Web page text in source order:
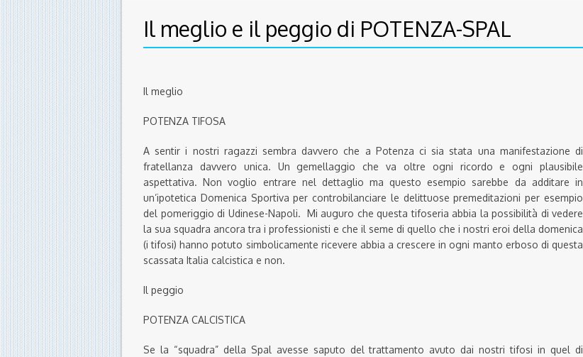
Il meglio e il peggio di POTENZA-SPAL
Il meglio
POTENZA TIFOSA
A sentir i nostri ragazzi sembra davvero che a Potenza ci sia stata una manifestazione di
fratellanza davvero unica. Un gemellaggio che va oltre ogni ricordo e ogni plausibile
aspettativa. Non voglio entrare nel dettaglio ma questo esempio sarebbe da additare in
un’ipotetica Domenica Sportiva per controbilanciare le delittuose premeditazioni per esempio
del pomeriggio di Udinese-Napoli. Mi auguro che questa tifoseria abbia la possibilità di vedere
la sua squadra ancora tra i professionisti e che il seme di quello che i nostri eroi della domenica
(i tifosi) hanno potuto simbolicamente ricevere abbia a crescere in ogni manto erboso di questa
scassata Italia calcistica e non.
Il peggio
POTENZA CALCISTICA
Se la “squadra” della Spal avesse saputo del trattamento avuto dai nostri tifosi in quel di